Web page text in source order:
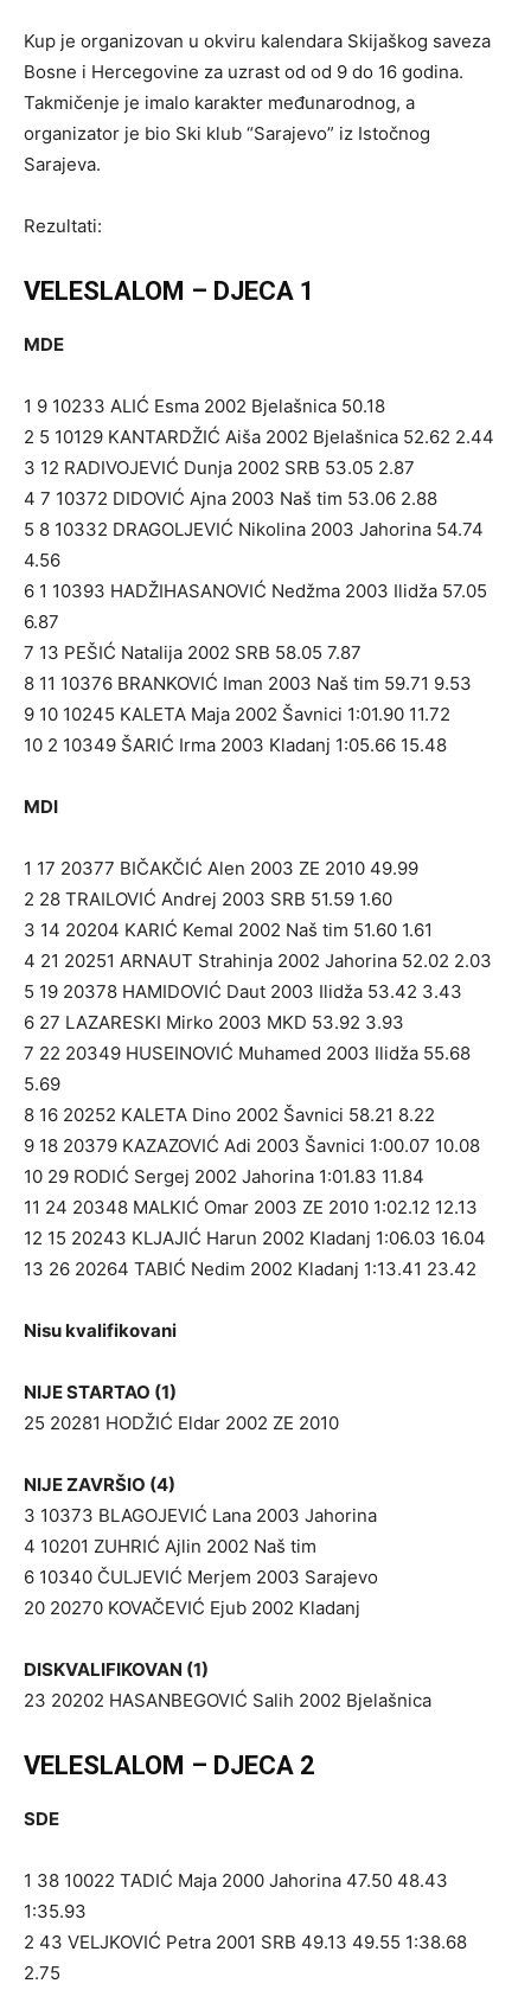
Kup je organizovan u okviru kalendara Skijaškog saveza
Bosne i Hercegovine za uzrast od od 9 do 16 godina.
Takmičenje je imalo karakter međunarodnog, a
organizator je bio Ski klub “Sarajevo” iz Istočnog
Sarajeva.
Rezultati:
VELESLALOM – DJECA 1
MDE
1 9 10233 ALIĆ Esma 2002 Bjelašnica 50.18
2 5 10129 KANTARDŽIĆ Aiša 2002 Bjelašnica 52.62 2.44
3 12 RADIVOJEVIĆ Dunja 2002 SRB 53.05 2.87
4 7 10372 DIDOVIĆ Ajna 2003 Naš tim 53.06 2.88
5 8 10332 DRAGOLJEVIĆ Nikolina 2003 Jahorina 54.74
4.56
6 1 10393 HADŽIHASANOVIĆ Nedžma 2003 Ilidža 57.05
6.87
7 13 PEŠIĆ Natalija 2002 SRB 58.05 7.87
8 11 10376 BRANKOVIĆ Iman 2003 Naš tim 59.71 9.53
9 10 10245 KALETA Maja 2002 Šavnici 1:01.90 11.72
10 2 10349 ŠARIĆ Irma 2003 Kladanj 1:05.66 15.48
MDI
1 17 20377 BIČAKČIĆ Alen 2003 ZE 2010 49.99
2 28 TRAILOVIĆ Andrej 2003 SRB 51.59 1.60
3 14 20204 KARIĆ Kemal 2002 Naš tim 51.60 1.61
4 21 20251 ARNAUT Strahinja 2002 Jahorina 52.02 2.03
5 19 20378 HAMIDOVIĆ Daut 2003 Ilidža 53.42 3.43
6 27 LAZARESKI Mirko 2003 MKD 53.92 3.93
7 22 20349 HUSEINOVIĆ Muhamed 2003 Ilidža 55.68
5.69
8 16 20252 KALETA Dino 2002 Šavnici 58.21 8.22
9 18 20379 KAZAZOVIĆ Adi 2003 Šavnici 1:00.07 10.08
10 29 RODIĆ Sergej 2002 Jahorina 1:01.83 11.84
11 24 20348 MALKIĆ Omar 2003 ZE 2010 1:02.12 12.13
12 15 20243 KLJAJIĆ Harun 2002 Kladanj 1:06.03 16.04
13 26 20264 TABIĆ Nedim 2002 Kladanj 1:13.41 23.42
Nisu kvalifikovani
NIJE STARTAO (1)
25 20281 HODŽIĆ Eldar 2002 ZE 2010
NIJE ZAVRŠIO (4)
3 10373 BLAGOJEVIĆ Lana 2003 Jahorina
4 10201 ZUHRIĆ Ajlin 2002 Naš tim
6 10340 ČULJEVIĆ Merjem 2003 Sarajevo
20 20270 KOVAČEVIĆ Ejub 2002 Kladanj
DISKVALIFIKOVAN (1)
23 20202 HASANBEGOVIĆ Salih 2002 Bjelašnica
VELESLALOM – DJECA 2
SDE
1 38 10022 TADIĆ Maja 2000 Jahorina 47.50 48.43
1:35.93
2 43 VELJKOVIĆ Petra 2001 SRB 49.13 49.55 1:38.68
2.75